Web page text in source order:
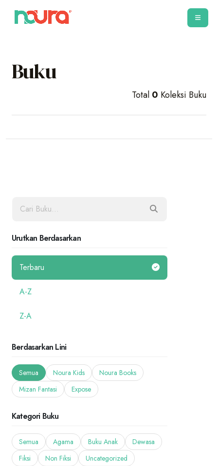
Buku
Total 0 Koleksi Buku
Urutkan Berdasarkan
Terbaru
A-Z
Z-A
Berdasarkan Lini
Semua Noura Kids
Noura Books
Mizan Fantasi
Expose
Kategori Buku
Semua Agama Buku Anak
Dewasa
Fiksi
Non Fiksi Uncategorized